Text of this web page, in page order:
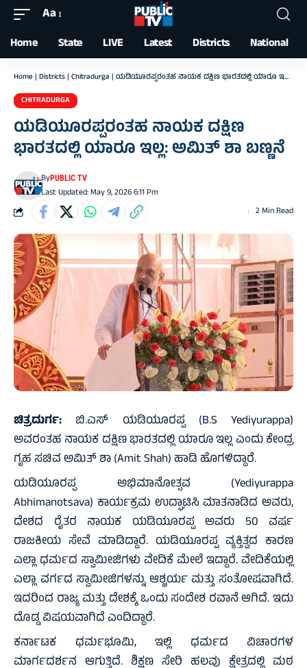
Font
Resizer
Aa
Home State LIVE Latest Districts National
Home | Districts | Chitradurga | ಯಡಿಯೂರಪ್ಪರಂತಹ ನಾಯಕ ದಕ್ಷಿಣ ಭಾರತದಲ್ಲಿ ಯಾರೂ ಇಲ್ಲ: ಅಮಿತ್‌ ಶಾ ಬಣ್ಣನೆ
CHITRADURGA
ಯಡಿಯೂರಪ್ಪರಂತಹ ನಾಯಕ ದಕ್ಷಿಣ
ಭಾರತದಲ್ಲಿ ಯಾರೂ ಇಲ್ಲ: ಅಮಿತ್‌ ಶಾ ಬಣ್ಣನೆ
Last Updated: May 9, 2026 6:11 Pm
ByPUBLIC TV
2 Min Read
ಚಿತ್ರದುರ್ಗ: ಬಿ.ಎಸ್‌ ಯಡಿಯೂರಪ್ಪ (B.S Yediyurappa)
ಅವರಂತಹ ನಾಯಕ ದಕ್ಷಿಣ ಭಾರತದಲ್ಲಿ ಯಾರೂ ಇಲ್ಲ ಎಂದು ಕೇಂದ್ರ
ಗೃಹ ಸಚಿವ ಅಮಿತ್‌ ಶಾ (Amit Shah) ಹಾಡಿ ಹೊಗಳಿದ್ದಾರೆ.
ಯಡಿಯೂರಪ್ಪ ಅಭಿಮಾನೋತ್ಸವ (Yediyurappa
Abhimanotsava) ಕಾರ್ಯಕ್ರಮ ಉದ್ಘಾಟಿಸಿ ಮಾತನಾಡಿದ ಅವರು,
ದೇಶದ ರೈತರ ನಾಯಕ ಯಡಿಯೂರಪ್ಪ ಅವರು 50 ವರ್ಷ
ರಾಜಕೀಯ ಸೇವೆ ಮಾಡಿದ್ದಾರೆ. ಯಡಿಯೂರಪ್ಪ ವ್ಯಕ್ತಿತ್ವದ ಕಾರಣ
ಎಲ್ಲಾ ಧರ್ಮದ ಸ್ವಾಮೀಜಿಗಳು ವೇದಿಕೆ ಮೇಲೆ ಇದ್ದಾರೆ. ವೇದಿಕೆಯಲ್ಲಿ
ಎಲ್ಲಾ ವರ್ಗದ ಸ್ವಾಮೀಜಿಗಳನ್ನು ಆಶ್ಚರ್ಯ ಮತ್ತು ಸಂತೋಷವಾಗಿದೆ.
ಇದರಿಂದ ರಾಜ್ಯ ಮತ್ತು ದೇಶಕ್ಕೆ ಒಂದು ಸಂದೇಶ ರವಾನೆ ಆಗಿದೆ. ಇದು
ದೊಡ್ಡ ವಿಷಯವಾಗಿದೆ ಎಂದಿದ್ದಾರೆ.
ಕರ್ನಾಟಕ ಧರ್ಮಭೂಮಿ, ಇಲ್ಲಿ ಧರ್ಮದ ವಿಚಾರಗಳ
ಮಾರ್ಗದರ್ಶನ ಆಗುತ್ತಿದೆ. ಶಿಕ್ಷಣ ಸೇರಿ ಹಲವು ಕ್ಷೇತ್ರದಲ್ಲಿ ಮಠ